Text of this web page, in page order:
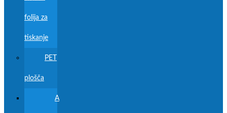
folija za
tiskanje
PET
plošča
A